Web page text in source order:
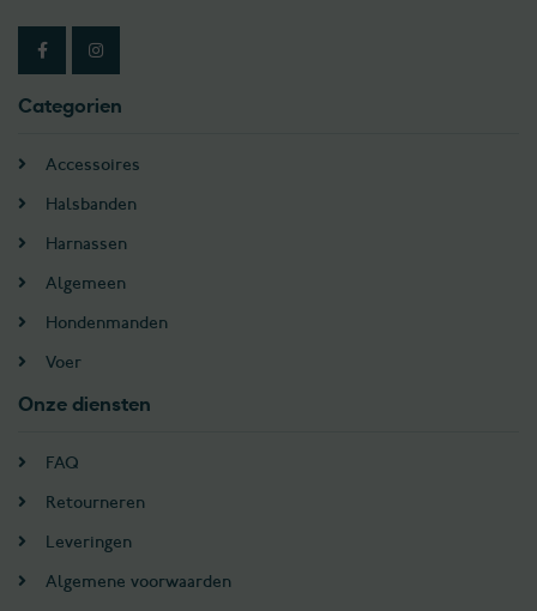
Categorien
Accessoires
Halsbanden
Harnassen
Algemeen
Hondenmanden
Voer
Onze diensten
FAQ
Retourneren
Leveringen
Algemene voorwaarden